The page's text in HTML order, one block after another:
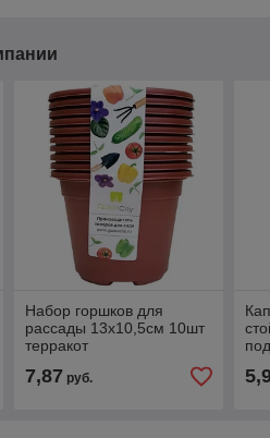
Набор горшков для
рассады 13х10,5см 10шт
терракот
7,87 руб.